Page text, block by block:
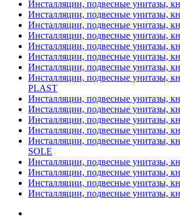
Инсталляции, подвесные унитазы,
Инсталляции, подвесные унитазы,
Инсталляции, подвесные унитазы,
Инсталляции, подвесные унитазы,
Инсталляции, подвесные унитазы,
Инсталляции, подвесные унитазы,
Инсталляции, подвесные унитазы,
Инсталляции, подвесные унитазы,
PLAST
Инсталляции, подвесные унитазы,
Инсталляции, подвесные унитазы,
Инсталляции, подвесные унитазы,
Инсталляции, подвесные унитазы,
Инсталляции, подвесные унитазы,
SOLE
Инсталляции, подвесные унитазы,
Инсталляции, подвесные унитазы,
Инсталляции, подвесные унитазы,
Инсталляции, подвесные унитазы,